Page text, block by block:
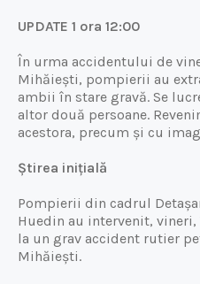
UPDATE 1 ora 12:00
În urma accidentului de
Mihăiești, pompierii au
ambii în stare gravă. Se
altor două persoane.
acestora, precum și cu
Știrea inițială
Pompierii din cadrul
Huedin au intervenit,
la un grav accident rutier
Mihăiești.